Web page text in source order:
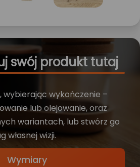
swój produkt tutaj
wybierając wykończenie –
lub olejowanie, oraz
wariantach, lub stwórz go
własnej wizji.
Wymiary